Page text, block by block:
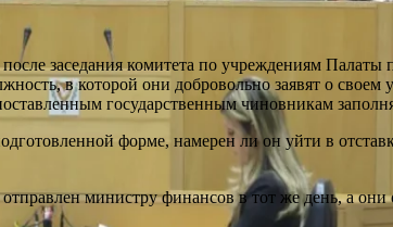
заседания комитета по учреждениям Палаты
в которой они добровольно заявят о
государственным чиновникам
форме, намерен ли он уйти в
министру финансов в тот же день, а они